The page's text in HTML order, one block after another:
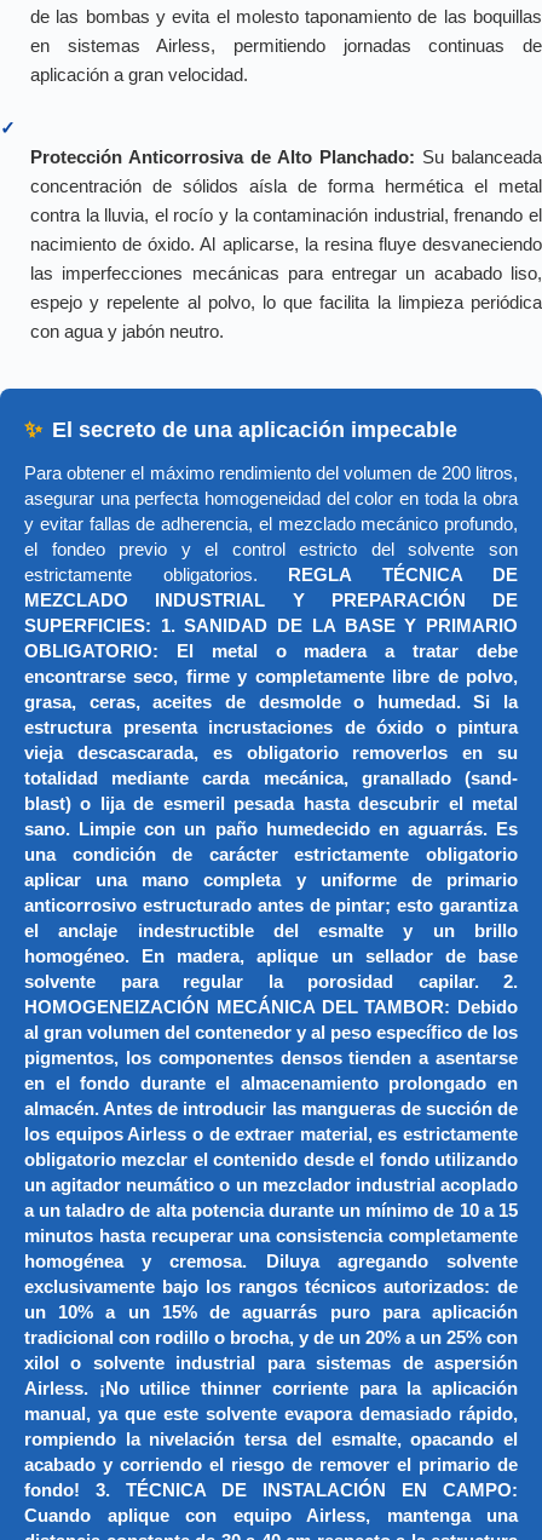
de las bombas y evita el molesto taponamiento de las boquillas
en sistemas Airless, permitiendo jornadas continuas de
aplicación a gran velocidad.
✓
Protección Anticorrosiva de Alto Planchado: Su balanceada
concentración de sólidos aísla de forma hermética el metal
contra la lluvia, el rocío y la contaminación industrial, frenando el
nacimiento de óxido. Al aplicarse, la resina fluye desvaneciendo
las imperfecciones mecánicas para entregar un acabado liso,
espejo y repelente al polvo, lo que facilita la limpieza periódica
con agua y jabón neutro.
✨ El secreto de una aplicación impecable
Para obtener el máximo rendimiento del volumen de 200 litros,
asegurar una perfecta homogeneidad del color en toda la obra
y evitar fallas de adherencia, el mezclado mecánico profundo,
el fondeo previo y el control estricto del solvente son
estrictamente obligatorios.
REGLA TÉCNICA DE
MEZCLADO INDUSTRIAL Y PREPARACIÓN DE
SUPERFICIES: 1. SANIDAD DE LA BASE Y PRIMARIO
OBLIGATORIO: El metal o madera a tratar debe
encontrarse seco, firme y completamente libre de polvo,
grasa, ceras, aceites de desmolde o humedad. Si la
estructura presenta incrustaciones de óxido o pintura
vieja descascarada, es obligatorio removerlos en su
totalidad mediante carda mecánica, granallado (sand-
blast) o lija de esmeril pesada hasta descubrir el metal
sano. Limpie con un paño humedecido en aguarrás. Es
una condición de carácter estrictamente obligatorio
aplicar una mano completa y uniforme de primario
anticorrosivo estructurado antes de pintar; esto garantiza
el anclaje indestructible del esmalte y un brillo
homogéneo. En madera, aplique un sellador de base
solvente para regular la porosidad capilar. 2.
HOMOGENEIZACIÓN MECÁNICA DEL TAMBOR: Debido
al gran volumen del contenedor y al peso específico de los
pigmentos, los componentes densos tienden a asentarse
en el fondo durante el almacenamiento prolongado en
almacén. Antes de introducir las mangueras de succión de
los equipos Airless o de extraer material, es estrictamente
obligatorio mezclar el contenido desde el fondo utilizando
un agitador neumático o un mezclador industrial acoplado
a un taladro de alta potencia durante un mínimo de 10 a 15
minutos hasta recuperar una consistencia completamente
homogénea y cremosa. Diluya agregando solvente
exclusivamente bajo los rangos técnicos autorizados: de
un 10% a un 15% de aguarrás puro para aplicación
tradicional con rodillo o brocha, y de un 20% a un 25% con
xilol o solvente industrial para sistemas de aspersión
Airless. ¡No utilice thinner corriente para la aplicación
manual, ya que este solvente evapora demasiado rápido,
rompiendo la nivelación tersa del esmalte, opacando el
acabado y corriendo el riesgo de remover el primario de
fondo! 3. TÉCNICA DE INSTALACIÓN EN CAMPO:
Cuando aplique con equipo Airless, mantenga una